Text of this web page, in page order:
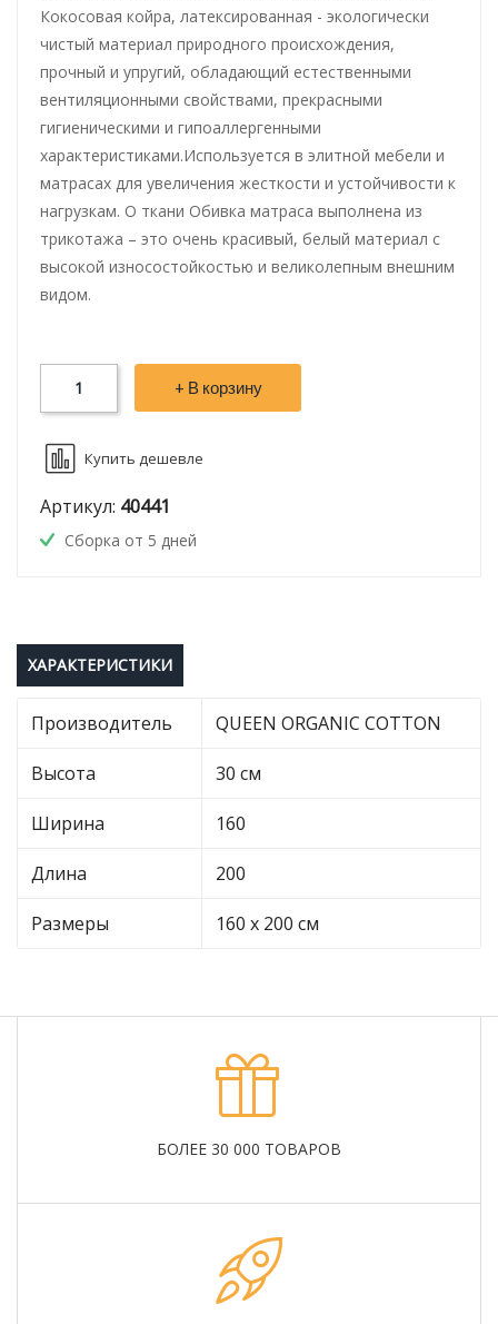
Кокосовая койра, латексированная - экологически
чистый материал природного происхождения,
прочный и упругий, обладающий естественными
вентиляционными свойствами, прекрасными
гигиеническими и гипоаллергенными
характеристиками.Используется в элитной мебели и
матрасах для увеличения жесткости и устойчивости к
нагрузкам. О ткани Обивка матраса выполнена из
трикотажа – это очень красивый, белый материал с
высокой износостойкостью и великолепным внешним
видом.
+ В корзину
Купить дешевле
Артикул: 40441
Сборка от 5 дней
ХАРАКТЕРИСТИКИ
Производитель QUEEN ORGANIC COTTON
Высота 30 см
Ширина 160
Длина 200
Размеры 160 х 200 см
БОЛЕЕ 30 000 ТОВАРОВ